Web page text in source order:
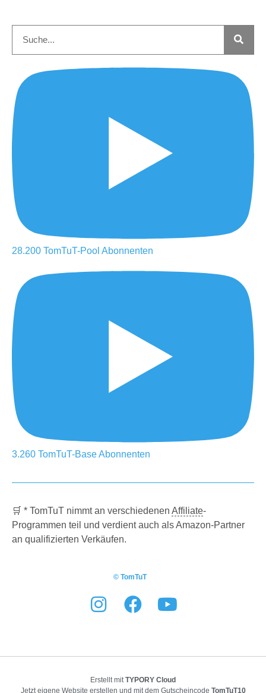
28.200 TomTuT-Pool Abonnenten
3.260 TomTuT-BaseAbonnenten
🛒 * TomTuT nimmt an verschiedenen Affiliate-
Programmen teil und verdient auch als Amazon-Partner
an qualifizierten Verkäufen.
© TomTuT
Erstellt mit TYPORY Cloud
Jetzt eigene Website erstellen und mit dem Gutscheincode TomTuT10